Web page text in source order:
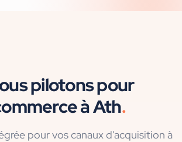
pilotons pour
àAth.
pour vos canaux d'acquisition à